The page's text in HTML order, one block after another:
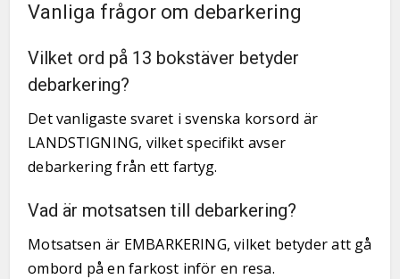
Vanliga frågor om debarkering
Vilket ord på 13 bokstäver betyder
debarkering?
Det vanligaste svaret i svenska korsord är
LANDSTIGNING, vilket specifikt avser
debarkering från ett fartyg.
Vad är motsatsen till debarkering?
Motsatsen är EMBARKERING, vilket betyder att gå
ombord på en farkost inför en resa.